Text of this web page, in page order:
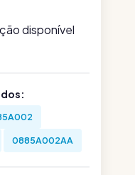
disponível
0885A002AA